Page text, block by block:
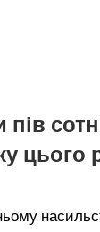
цього